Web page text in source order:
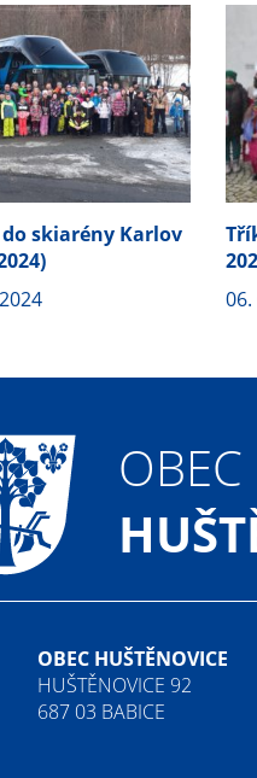
do skiarény Karlov
06.
OBEC
OBEC HUŠTĚNOVICE
HUŠTĚNOVICE 92
687 03 BABICE